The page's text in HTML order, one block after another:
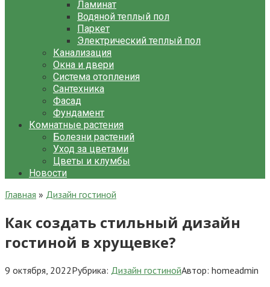
Ламинат
Водяной теплый пол
Паркет
Электрический теплый пол
Канализация
Окна и двери
Система отопления
Сантехника
Фасад
Фундамент
Комнатные растения
Болезни растений
Уход за цветами
Цветы и клумбы
Новости
Главная » Дизайн гостиной
Как создать стильный дизайн
гостиной в хрущевке?
9 октября, 2022Рубрика: Дизайн гостинойАвтор: homeadmin